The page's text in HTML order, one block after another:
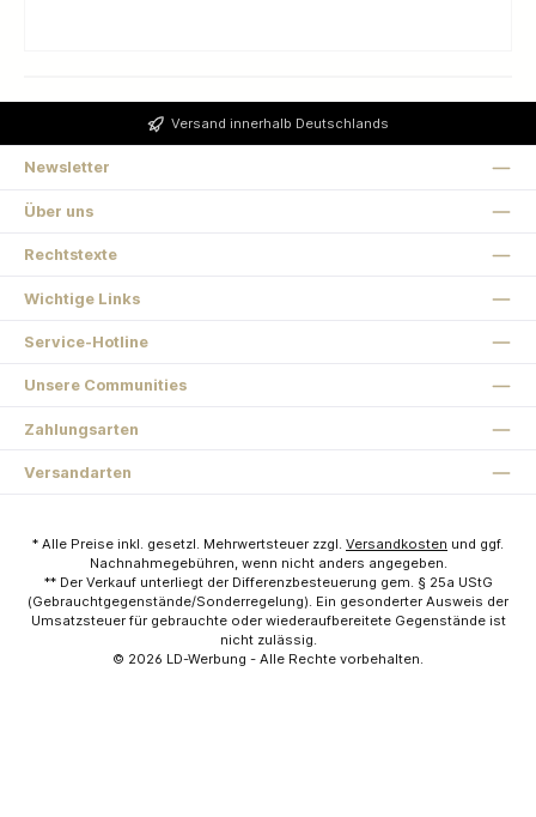
Versand innerhalb Deutschlands
Newsletter
Über uns
Rechtstexte
Wichtige Links
Service-Hotline
Unsere Communities
Zahlungsarten
Versandarten
* Alle Preise inkl. gesetzl. Mehrwertsteuer zzgl. Versandkosten und ggf.
Nachnahmegebühren, wenn nicht anders angegeben.
** Der Verkauf unterliegt der Differenzbesteuerung gem. § 25a UStG
(Gebrauchtgegenstände/Sonderregelung). Ein gesonderter Ausweis der
Umsatzsteuer für gebrauchte oder wiederaufbereitete Gegenstände ist
nicht zulässig.
© 2026 LD-Werbung - Alle Rechte vorbehalten.